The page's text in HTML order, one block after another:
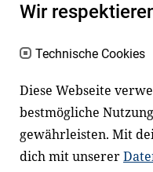
Newsletter
Facebook
Wir
Technische Cookies
Diese Webseite
bestmögliche
gewährleisten. Mit
dich mit unserer